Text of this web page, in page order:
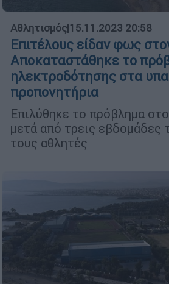
Αθλητισμός|15.11.2023 20:58
Επιτέλους είδαν φως
Αποκαταστάθηκε το
ηλεκτροδότησης στα
προπονητήρια
Επιλύθηκε το πρόβλημα
μετά από τρεις εβδομάδες
τους αθλητές